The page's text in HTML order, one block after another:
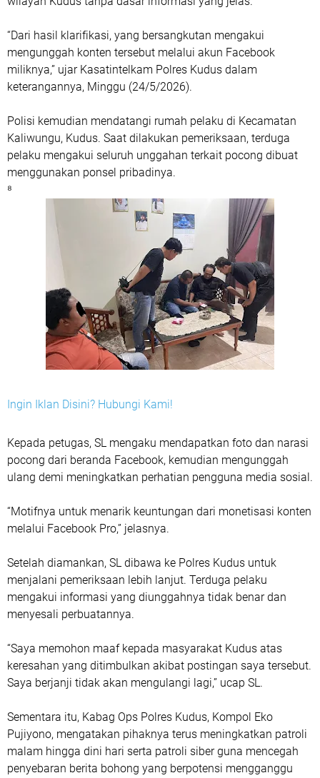
“Dari hasil klarifikasi, yang bersangkutan mengakui
mengunggah konten tersebut melalui akun Facebook
miliknya,” ujar Kasatintelkam Polres Kudus dalam
keterangannya, Minggu (24/5/2026).
Polisi kemudian mendatangi rumah pelaku di Kecamatan
Kaliwungu, Kudus. Saat dilakukan pemeriksaan, terduga
pelaku mengakui seluruh unggahan terkait pocong dibuat
menggunakan ponsel pribadinya.
⁸
Ingin Iklan Disini? Hubungi Kami!
Kepada petugas, SL mengaku mendapatkan foto dan narasi
pocong dari beranda Facebook, kemudian mengunggah
ulang demi meningkatkan perhatian pengguna media sosial.
“Motifnya untuk menarik keuntungan dari monetisasi konten
melalui Facebook Pro,” jelasnya.
Setelah diamankan, SL dibawa ke Polres Kudus untuk
menjalani pemeriksaan lebih lanjut. Terduga pelaku
mengakui informasi yang diunggahnya tidak benar dan
menyesali perbuatannya.
“Saya memohon maaf kepada masyarakat Kudus atas
keresahan yang ditimbulkan akibat postingan saya tersebut.
Saya berjanji tidak akan mengulangi lagi,” ucap SL.
Sementara itu, Kabag Ops Polres Kudus, Kompol Eko
Pujiyono, mengatakan pihaknya terus meningkatkan patroli
malam hingga dini hari serta patroli siber guna mencegah
penyebaran berita bohong yang berpotensi mengganggu